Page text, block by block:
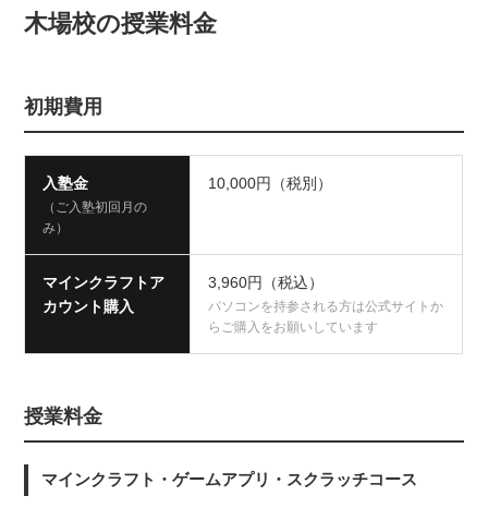
木場校の授業料金
初期費用
入塾金
（ご入塾初回月の
み）
10,000円（税別）
マインクラフトア
カウント購入
3,960円（税込）
パソコンを持参される方は公式サイトか
らご購入をお願いしています
授業料金
マインクラフト・ゲームアプリ・スクラッチコース